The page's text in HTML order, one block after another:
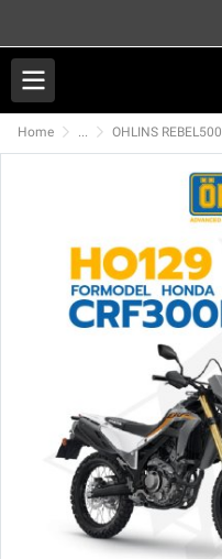
Home ... OHLINS REBEL500